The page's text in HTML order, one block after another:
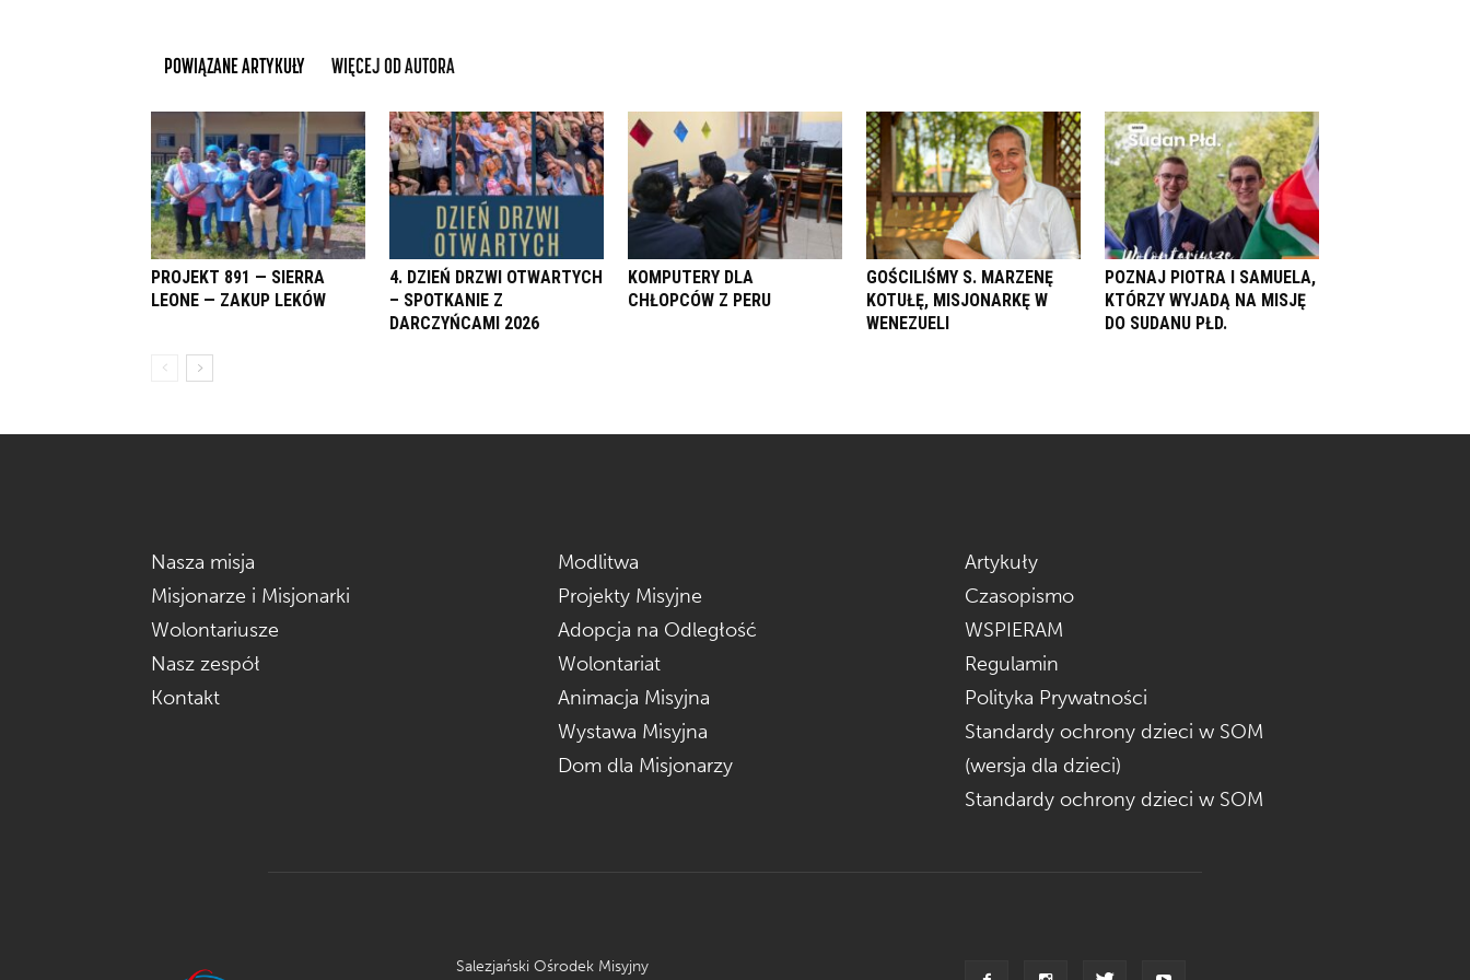
POWIĄZANE ARTYKUŁY WIĘCEJ OD AUTORA
PROJEKT 891 — SIERRA
LEONE — ZAKUP LEKÓW
4. DZIEŃ DRZWI OTWARTYCH
– SPOTKANIE Z
DARCZYŃCAMI 2026
KOMPUTERY DLA
CHŁOPCÓW Z PERU
GOŚCILIŚMY S. MARZENĘ
KOTUŁĘ, MISJONARKĘ W
WENEZUELI
POZNAJ PIOTRA I SAMUELA,
KTÓRZY WYJADĄ NA MISJĘ
DO SUDANU PŁD.
Nasza misja
Misjonarze i Misjonarki
Wolontariusze
Nasz zespół
Kontakt
Modlitwa
Projekty Misyjne
Adopcja na Odległość
Wolontariat
Animacja Misyjna
Wystawa Misyjna
Dom dla Misjonarzy
Artykuły
Czasopismo
WSPIERAM
Regulamin
Polityka Prywatności
Standardy ochrony dzieci w SOM
(wersja dla dzieci)
Standardy ochrony dzieci w SOM
Salezjański Ośrodek Misyjny